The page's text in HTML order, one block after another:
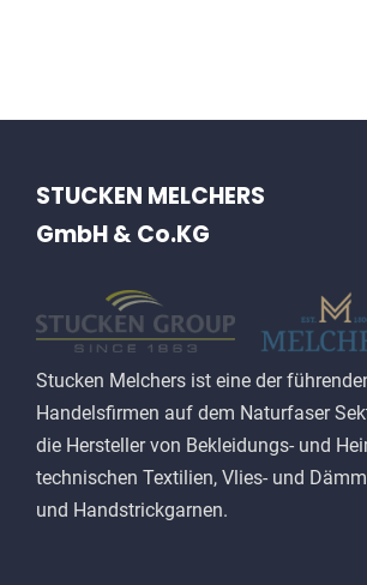
STUCKEN MELCHERS
GmbH & Co.KG
Stucken Melchers ist eine der
Handelsfirmen auf dem Naturfaser
die Hersteller von Bekleidungs- und
technischen Textilien, Vlies- und
und Handstrickgarnen.